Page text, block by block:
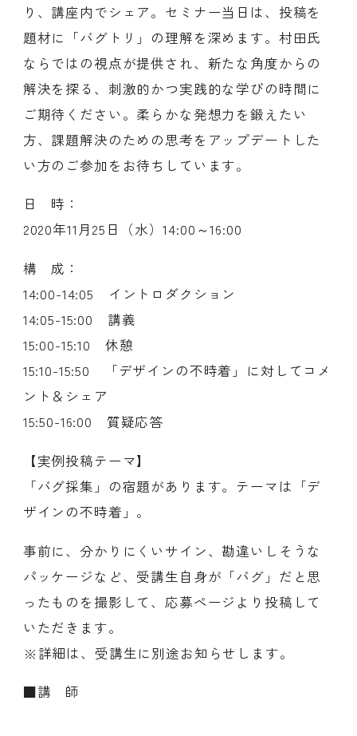
り、講座内でシェア。セミナー当日は、投稿を
題材に「バグトリ」の理解を深めます。村田氏
ならではの視点が提供され、新たな角度からの
解決を探る、刺激的かつ実践的な学びの時間に
ご期待ください。柔らかな発想力を鍛えたい
方、課題解決のための思考をアップデートした
い方のご参加をお待ちしています。
日 時：
2020年11月25日（水）14:00～16:00
構 成：
14:00-14:05 イントロダクション
14:05-15:00 講義
15:00-15:10 休憩
15:10-15:50 「デザインの不時着」に対してコメ
ント＆シェア
15:50-16:00 質疑応答
【実例投稿テーマ】
「バグ採集」の宿題があります。テーマは「デ
ザインの不時着」。
事前に、分かりにくいサイン、勘違いしそうな
パッケージなど、受講生自身が「バグ」だと思
ったものを撮影して、応募ページより投稿して
いただきます。
※詳細は、受講生に別途お知らせします。
■講 師